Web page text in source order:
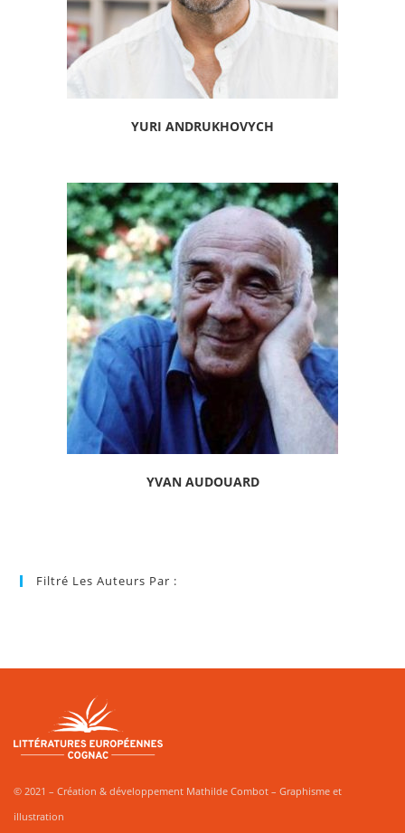
YURI ANDRUKHOVYCH
YVAN AUDOUARD
Filtré Les Auteurs Par :
© 2021 – Création & développement Mathilde Combot – Graphisme et
illustration